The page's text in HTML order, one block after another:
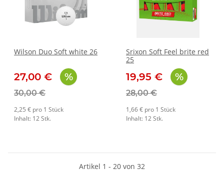
Wilson Duo Soft white 26
27,00 €
30,00 €
2,25 € pro 1 Stück
Inhalt: 12 Stk.
Srixon Soft Feel brite red
25
19,95 €
28,00 €
1,66 € pro 1 Stück
Inhalt: 12 Stk.
Artikel 1 - 20 von 32